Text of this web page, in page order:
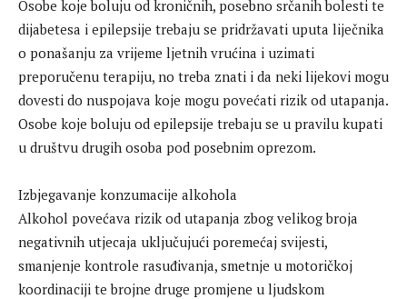
Osobe koje boluju od kroničnih, posebno srčanih bolesti te
dijabetesa i epilepsije trebaju se pridržavati uputa liječnika
o ponašanju za vrijeme ljetnih vrućina i uzimati
preporučenu terapiju, no treba znati i da neki lijekovi mogu
dovesti do nuspojava koje mogu povećati rizik od utapanja.
Osobe koje boluju od epilepsije trebaju se u pravilu kupati
u društvu drugih osoba pod posebnim oprezom.
Izbjegavanje konzumacije alkohola
Alkohol povećava rizik od utapanja zbog velikog broja
negativnih utjecaja uključujući poremećaj svijesti,
smanjenje kontrole rasuđivanja, smetnje u motoričkoj
koordinaciji te brojne druge promjene u ljudskom